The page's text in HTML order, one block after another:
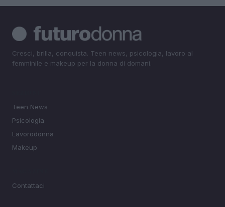
Cresci, brilla, conquista. Teen news, psicologia, lavoro al
femminile e makeup per la donna di domani.
Teen News
Psicologia
Lavorodonna
Makeup
Contattaci